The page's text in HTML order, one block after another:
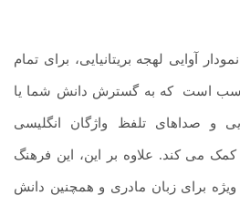
آوایی لهجه بریتانیایی، برای تمام
است که به گسترش دانش شما یا
و صداهای تلفظ واژگان انگلیسی
می کند. علاوه بر این، این فرهنگ
ویژه برای زبان مادری و همچنین دانش